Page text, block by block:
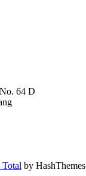
64 D
Total by HashThemes